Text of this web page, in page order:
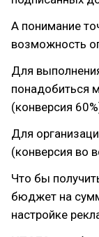
А понимание
возможность
Для
понадобиться
(конверсия
Для
(конверсия во
Что бы
бюджет на
настройке